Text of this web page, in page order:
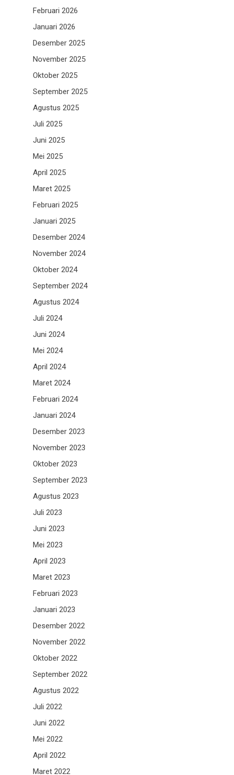
Februari 2026
Januari 2026
Desember 2025
November 2025
Oktober 2025
September 2025
Agustus 2025
Juli 2025
Juni 2025
Mei 2025
April 2025
Maret 2025
Februari 2025
Januari 2025
Desember 2024
November 2024
Oktober 2024
September 2024
Agustus 2024
Juli 2024
Juni 2024
Mei 2024
April 2024
Maret 2024
Februari 2024
Januari 2024
Desember 2023
November 2023
Oktober 2023
September 2023
Agustus 2023
Juli 2023
Juni 2023
Mei 2023
April 2023
Maret 2023
Februari 2023
Januari 2023
Desember 2022
November 2022
Oktober 2022
September 2022
Agustus 2022
Juli 2022
Juni 2022
Mei 2022
April 2022
Maret 2022